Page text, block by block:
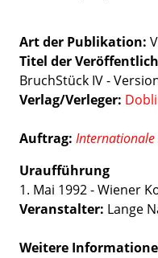
Art der Publikation
Titel der
BruchStück IV -
Verlag/Verleger
Auftrag: Internationale
Uraufführung
1. Mai 1992 - Wiener
Veranstalter: Lange
Weitere